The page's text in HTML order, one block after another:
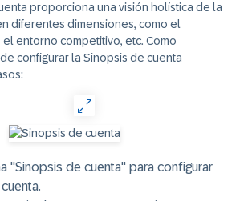
proporciona una visión holística de la
diferentes dimensiones, como el
entorno competitivo, etc. Como
configurar la Sinopsis de cuenta
"Sinopsis de cuenta" para configurar